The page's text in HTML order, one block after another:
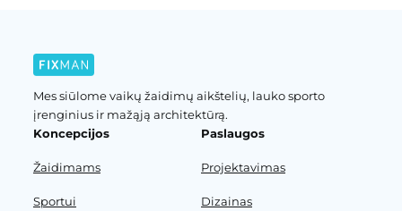
Mes siūlome vaikų žaidimų aikštelių, lauko sporto
įrenginius ir mažąją architektūrą.
Koncepcijos
Žaidimams
Sportui
Paslaugos
Projektavimas
Dizainas